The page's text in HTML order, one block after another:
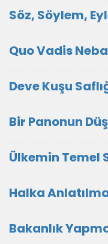
Söz, Söylem,
Quo Vadis
Deve Kuşu
Bir Panonun
Ülkemin Temel
Halka
Bakanlık